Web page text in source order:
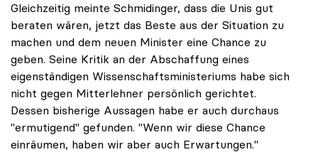
Gleichzeitig meinte Schmidinger, dass die Unis gut
beraten wären, jetzt das Beste aus der Situation zu
machen und dem neuen Minister eine Chance zu
geben. Seine Kritik an der Abschaffung eines
eigenständigen Wissenschaftsministeriums habe sich
nicht gegen Mitterlehner persönlich gerichtet.
Dessen bisherige Aussagen habe er auch durchaus
"ermutigend" gefunden. "Wenn wir diese Chance
einräumen, haben wir aber auch Erwartungen."